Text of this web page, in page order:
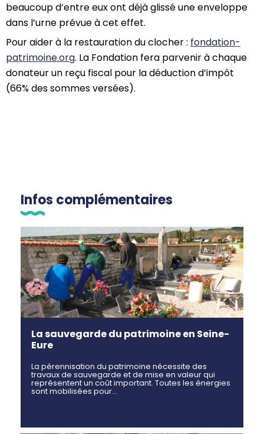
beaucoup d’entre eux ont déjà glissé une enveloppe
dans l’urne prévue à cet effet.
Pour aider à la restauration du clocher : fondation-
patrimoine.org. La Fondation fera parvenir à chaque
donateur un reçu fiscal pour la déduction d’impôt
(66% des sommes versées).
Infos complémentaires
La sauvegarde du patrimoine en Seine-
Eure
La pérennisation du patrimoine nécessite des
travaux de sauvegarde et de mise en valeur qui
représentent un coût important. Toutes les énergies
sont mobilisées pour…